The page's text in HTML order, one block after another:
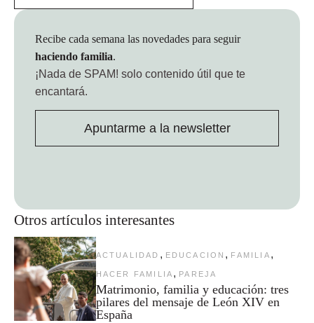
Otros artículos interesantes
ACTUALIDAD , EDUCACION , FAMILIA ,
HACER FAMILIA , PAREJA
Matrimonio, familia y educación: tres
pilares del mensaje de León XIV en
España
Recibe cada semana las novedades para seguir
haciendo familia.
¡Nada de SPAM! solo contenido útil que te
encantará.
Apuntarme a la newsletter